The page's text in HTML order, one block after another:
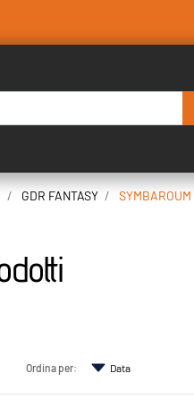
gli altri filtri disponibili.
GDR FANTASY SYMBAROUM
Ordina per: